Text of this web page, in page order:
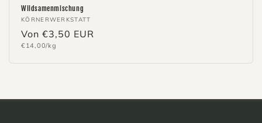
Wildsamenmischung
Anbieter:
KÖRNERWERKSTATT
Normaler
Preis
Von €3,50 EUR
Grundpreis
€14,00/kg